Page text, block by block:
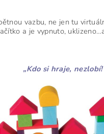
vazbu, ne jen tu
a je vypnuto,
„Kdo si hraje,